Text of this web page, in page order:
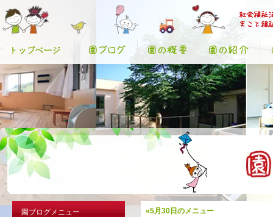
園ブログメニュー «5月30日のメニュー